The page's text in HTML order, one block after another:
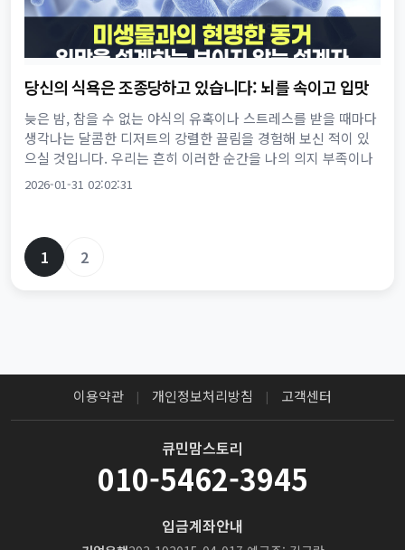
당신의 식욕은 조종당하고 있습니다: 뇌를 속이고 입맛
을 지배하는 장내 미생물의 비밀
늦은 밤, 참을 수 없는 야식의 유혹이나 스트레스를 받을 때마다
생각나는 달콤한 디저트의 강렬한 끌림을 경험해 보신 적이 있
으실 것입니다. 우리는 흔히 이러한 순간을 나의 의지 부족이나
단순한 식탐 탓으로 돌리며 자책하고는 합니다. "도대체 왜 나는
2026-01-31 02:02:31
1 2
이용약관 | 개인정보처리방침 | 고객센터
큐민맘스토리
010-5462-3945
입금계좌안내